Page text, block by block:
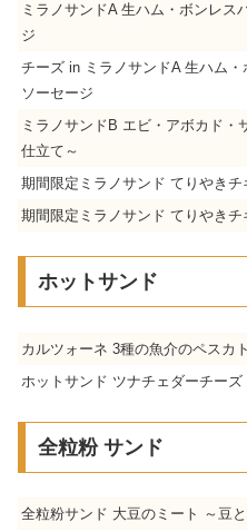
ミラノサンドA 生ハム・ボンレス
ジ
チーズ in ミラノサンドA 生ハム
ソーセージ
ミラノサンドB エビ・アボカド・
仕立て～
期間限定ミラノサンド てりやき
期間限定ミラノサンド てりやきチ
ホットサンド
カルツォーネ 3種の魚介のペスカ
ホットサンド ツナチェダーチーズ
全粒粉 サンド
全粒粉サンド 大豆のミート ～豆